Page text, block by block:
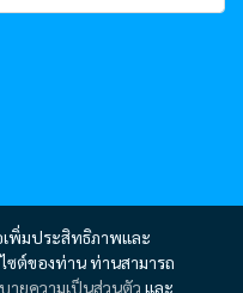
เพิ่มประสิทธิภาพและ
ซต์ของท่าน ท่านสามารถ
ายความเป็นส่วนตัว และ